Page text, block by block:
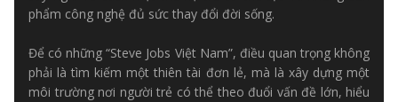
phẩm công nghệ đủ sức thay đổi đời sống.
Để có những “Steve Jobs Việt Nam”, điều quan trọng không
phải là tìm kiếm một thiên tài đơn lẻ, mà là xây dựng một
môi trường nơi người trẻ có thể theo đuổi vấn đề lớn, hiểu